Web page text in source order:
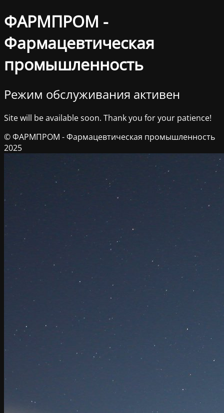
ФАРМПРОМ -
Фармацевтическая
промышленность
Режим обслуживания активен
Site will be available soon. Thank you for your patience!
© ФАРМПРОМ - Фармацевтическая промышленность
2025